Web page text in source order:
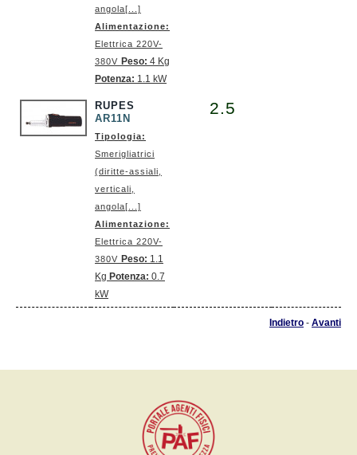
angola[...]
Alimentazione:
Elettrica 220V-
380V Peso: 4 Kg
Potenza: 1.1 kW
RUPES
AR11N
Tipologia:
Smerigliatrici
(diritte-assiali,
verticali,
angola[...]
Alimentazione:
Elettrica 220V-
380V Peso: 1.1
Kg Potenza: 0.7
kW
2.5
Indietro - Avanti